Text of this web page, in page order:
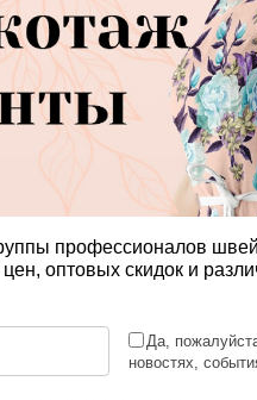
профессионалов
оптовых скидок и
Да,
новостях,